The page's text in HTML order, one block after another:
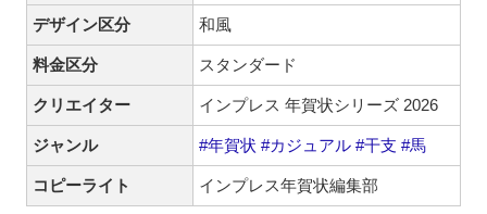
デザイン区分 和風
料金区分 スタンダード
クリエイター インプレス 年賀状シリーズ 2026
ジャンル #年賀状 #カジュアル #干支 #馬
コピーライト インプレス年賀状編集部